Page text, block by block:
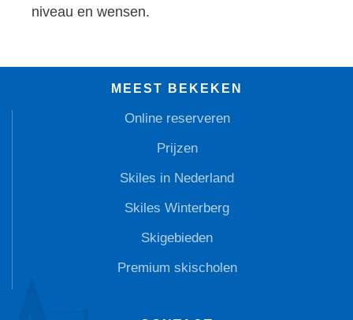
niveau en wensen.
MEEST BEKEKEN
Online reserveren
Prijzen
Skiles in Nederland
Skiles Winterberg
Skigebieden
Premium skischolen